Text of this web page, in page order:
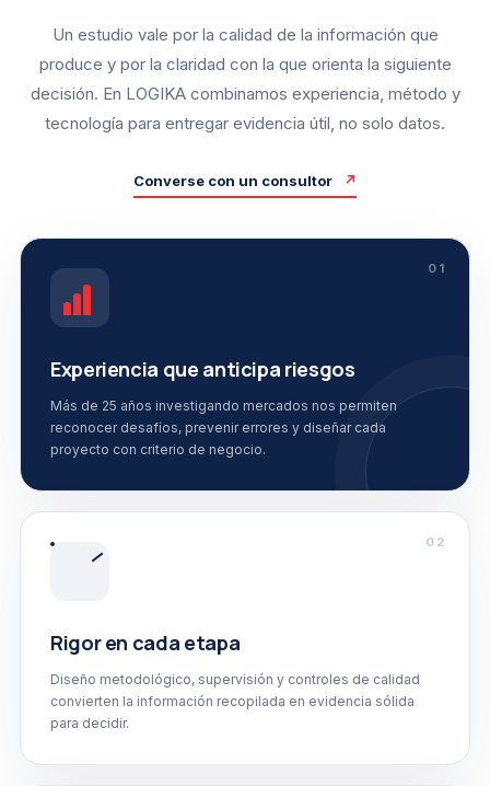
Un estudio vale por la calidad de la información que
produce y por la claridad con la que orienta la siguiente
decisión. En LOGIKA combinamos experiencia, método y
tecnología para entregar evidencia útil, no solo datos.
Converse con un consultor ↗
01
Experiencia que anticipa riesgos
Más de 25 años investigando mercados nos permiten
reconocer desafíos, prevenir errores y diseñar cada
proyecto con criterio de negocio.
02
Rigor en cada etapa
Diseño metodológico, supervisión y controles de calidad
convierten la información recopilada en evidencia sólida
para decidir.